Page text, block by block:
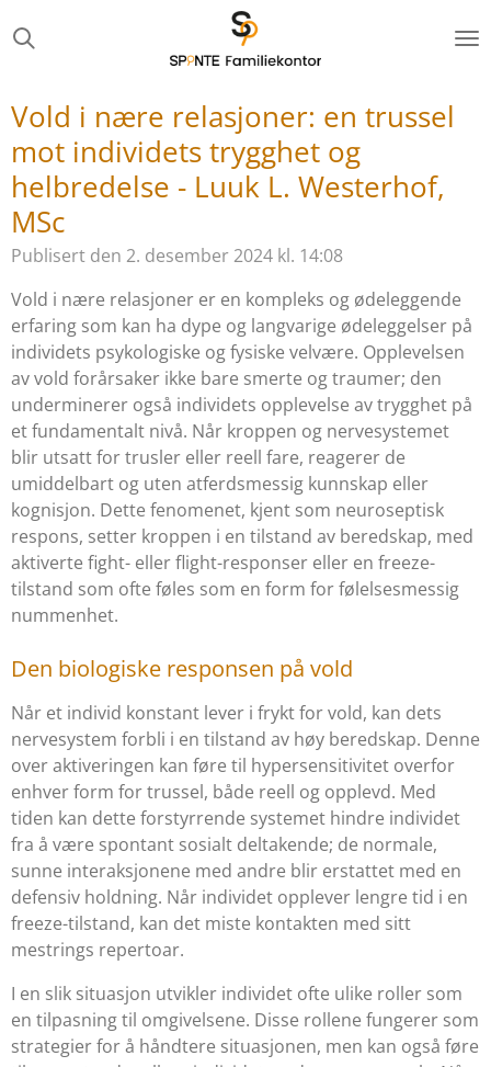
til
Vold i nære relasjoner: en trussel
mot individets trygghet og
helbredelse - Luuk L. Westerhof,
MSc
Publisert den 2. desember 2024 kl. 14:08
Vold i nære relasjoner er en kompleks og ødeleggende
erfaring som kan ha dype og langvarige ødeleggelser på
individets psykologiske og fysiske velvære. Opplevelsen
av vold forårsaker ikke bare smerte og traumer; den
underminerer også individets opplevelse av trygghet på
et fundamentalt nivå. Når kroppen og nervesystemet
blir utsatt for trusler eller reell fare, reagerer de
umiddelbart og uten atferdsmessig kunnskap eller
kognisjon. Dette fenomenet, kjent som neuroseptisk
respons, setter kroppen i en tilstand av beredskap, med
aktiverte fight- eller flight-responser eller en freeze-
tilstand som ofte føles som en form for følelsesmessig
nummenhet.
Den biologiske responsen på vold
Når et individ konstant lever i frykt for vold, kan dets
nervesystem forbli i en tilstand av høy beredskap. Denne
over aktiveringen kan føre til hypersensitivitet overfor
enhver form for trussel, både reell og opplevd. Med
tiden kan dette forstyrrende systemet hindre individet
fra å være spontant sosialt deltakende; de normale,
sunne interaksjonene med andre blir erstattet med en
defensiv holdning. Når individet opplever lengre tid i en
freeze-tilstand, kan det miste kontakten med sitt
mestrings repertoar.
I en slik situasjon utvikler individet ofte ulike roller som
en tilpasning til omgivelsene. Disse rollene fungerer som
strategier for å håndtere situasjonen, men kan også føre